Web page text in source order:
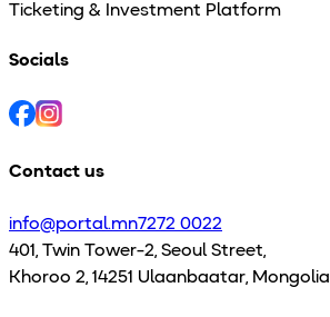
Ticketing & Investment Platform
Socials
Contact us
info@portal.mn7272 0022
401, Twin Tower-2, Seoul Street,
Khoroo 2, 14251 Ulaanbaatar, Mongolia